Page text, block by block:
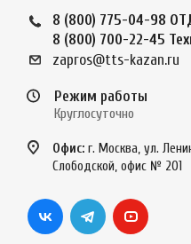
8 (800) 775-04-98
8 (800) 700-22-45
zapros@tts-kazan.ru
Режим работы
Круглосуточно
Офис: г. Москва, ул.
Слободской, офис № 201